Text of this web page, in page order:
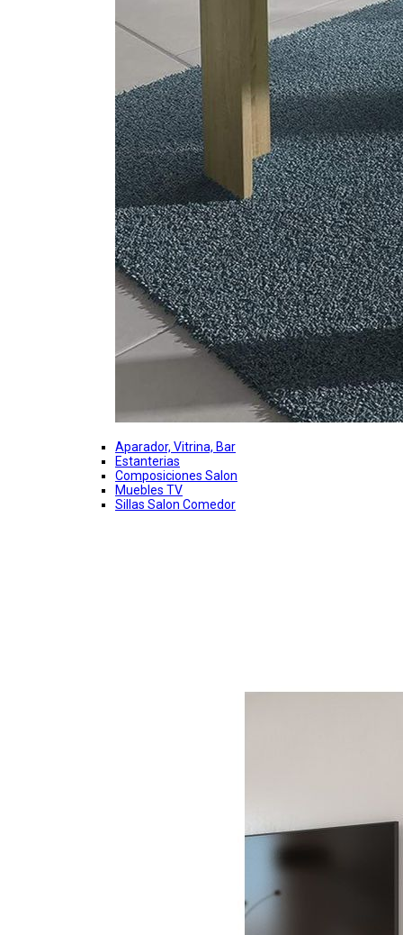
Aparador, Vitrina, Bar
Estanterias
Composiciones Salon
Muebles TV
Sillas Salon Comedor